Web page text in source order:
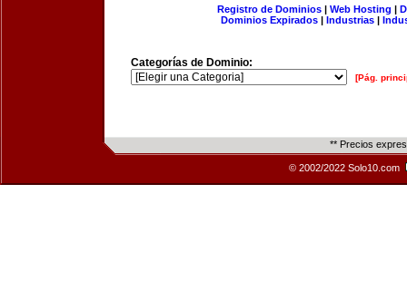
Registro de Dominios| Web Hosting |
Dominios Expirados | Industrias |
Categorías de Dominio:
[Pág.
** Precios
© 2002/2022 Solo10.com